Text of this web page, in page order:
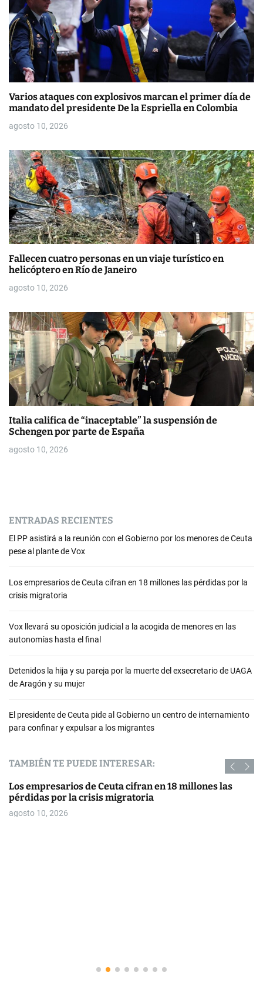
e
e
t
r
d
a
s
Varios ataques con explosivos marcan el primer día de
mandato del presidente De la Espriella en Colombia
agosto 10, 2026
Fallecen cuatro personas en un viaje turístico en
helicóptero en Río de Janeiro
agosto 10, 2026
Italia califica de “inaceptable” la suspensión de
Schengen por parte de España
agosto 10, 2026
ENTRADAS RECIENTES
El PP asistirá a la reunión con el Gobierno por los menores de Ceuta
pese al plante de Vox
Los empresarios de Ceuta cifran en 18 millones las pérdidas por la
crisis migratoria
Vox llevará su oposición judicial a la acogida de menores en las
autonomías hasta el final
Detenidos la hija y su pareja por la muerte del exsecretario de UAGA
de Aragón y su mujer
El presidente de Ceuta pide al Gobierno un centro de internamiento
para confinar y expulsar a los migrantes
TAMBIÉN TE PUEDE INTERESAR:
Los empresarios de Ceuta cifran en 18 millones las
pérdidas por la crisis migratoria
agosto 10, 2026